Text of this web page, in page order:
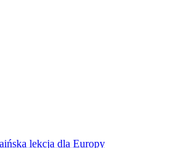
lekcja dla Europy